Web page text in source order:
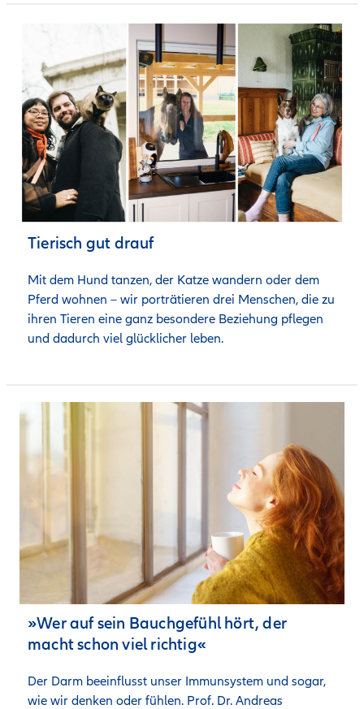
Tierisch gut drauf
Mit dem Hund tanzen, der Katze wandern oder dem
Pferd wohnen – wir porträtieren drei Menschen, die zu
ihren Tieren eine ganz besondere Beziehung pflegen
und dadurch viel glücklicher leben.
»Wer auf sein Bauchgefühl hört, der
macht schon viel richtig«
Der Darm beeinflusst unser Immunsystem und sogar,
wie wir denken oder fühlen. Prof. Dr. Andreas